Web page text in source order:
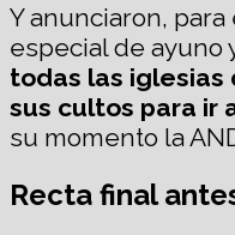
Y anunciaron,
especial de ayuno
todas las iglesias
sus cultos para ir
su momento la
Recta final